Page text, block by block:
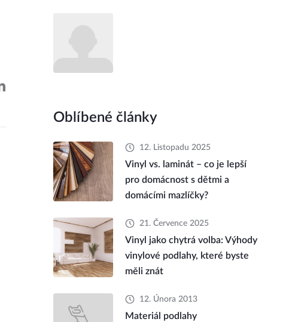
Oblíbené články
12. Listopadu 2025
Vinyl vs. laminát – co je lepší
pro domácnost s dětmi a
domácími mazlíčky?
21. Července 2025
Vinyl jako chytrá volba: Výhody
vinylové podlahy, které byste
měli znát
12. Února 2013
Materiál podlahy